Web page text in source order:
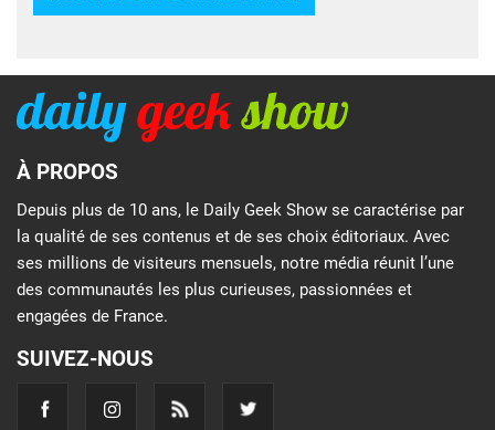
À PROPOS
Depuis plus de 10 ans, le Daily Geek Show se caractérise par
la qualité de ses contenus et de ses choix éditoriaux. Avec
ses millions de visiteurs mensuels, notre média réunit l’une
des communautés les plus curieuses, passionnées et
engagées de France.
SUIVEZ-NOUS